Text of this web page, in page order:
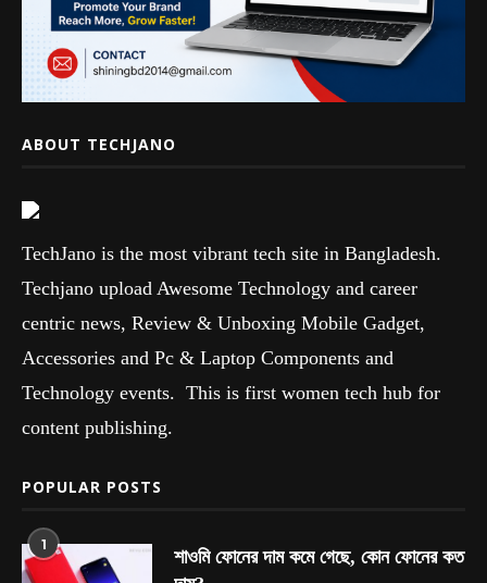
ABOUT TECHJANO
TechJano is the most vibrant tech site in Bangladesh.
Techjano upload Awesome Technology and career
centric news, Review & Unboxing Mobile Gadget,
Accessories and Pc & Laptop Components and
Technology events. This is first women tech hub for
content publishing.
POPULAR POSTS
1
শাওমি ফোনের দাম কমে গেছে, কোন ফোনের কত